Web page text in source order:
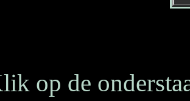
op de